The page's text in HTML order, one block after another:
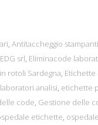
Antitaccheggio
srl Eliminacode
rotoli Sardegna Etichette
analisi etichette
code Gestione delle
etichette